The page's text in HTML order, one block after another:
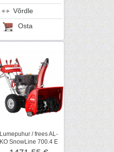
Võrdle
Osta
Lumepuhur / frees AL-
KO SnowLine 700.4 E
LED Premium